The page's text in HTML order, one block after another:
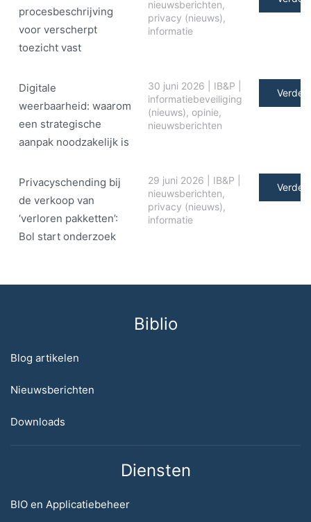
procesbeschrijving
voor verscherpt
toezicht vast
nieuwsberichten,
privacy (nieuws),
informatie
Digitale
weerbaarheid: waarom
een strategische
aanpak noodzakelijk is
30 juni 2026 IB&P
informatiebeveiliging
(nieuws), opinie,
nieuwsberichten
Verder
Privacyschending bij
de verkoop van
‘verloren pakketten’:
Bol start onderzoek
29 juni 2026 IB&P
nieuwsberichten,
privacy (nieuws),
informatie
Verder
Biblio
Blog artikelen
Nieuwsberichten
Downloads
Diensten
BIO en Applicatiebeheer